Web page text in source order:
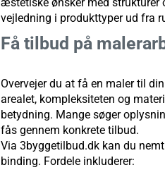
vejledning i produkttyper ud fra
Få tilbud på
Overvejer du at få en maler til
arealet, kompleksiteten og
betydning. Mange søger
fås gennem konkrete tilbud.
Via 3byggetilbud.dk kan du
binding. Fordele inkluderer: